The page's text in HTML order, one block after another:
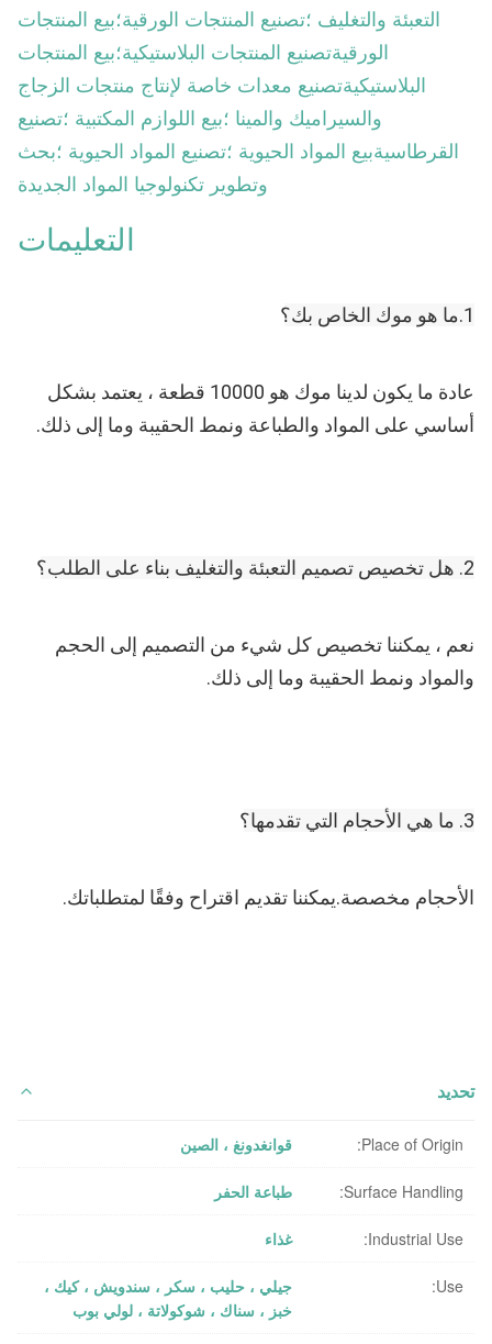
التعبئة والتغليف ؛تصنيع المنتجات الورقية؛بيع المنتجات
الورقيةتصنيع المنتجات البلاستيكية؛بيع المنتجات
البلاستيكيةتصنيع معدات خاصة لإنتاج منتجات الزجاج
والسيراميك والمينا ؛بيع اللوازم المكتبية ؛تصنيع
القرطاسيةبيع المواد الحيوية ؛تصنيع المواد الحيوية ؛بحث
وتطوير تكنولوجيا المواد الجديدة
التعليمات
1.ما هو موك الخاص بك؟
أساسي على المواد والطباعة ونمط الحقيبة وما إلى ذلك.
2. هل تخصيص تصميم التعبئة والتغليف بناء على الطلب؟
والمواد ونمط الحقيبة وما إلى ذلك.
3. ما هي الأحجام التي تقدمها؟
الأحجام مخصصة.يمكننا تقديم اقتراح وفقًا لمتطلباتك.
تحديد
Place of Origin: قوانغدونغ ، الصين
Surface Handling: طباعة الحفر
Industrial Use: غذاء
Use:
جيلي ، حليب ، سكر ، سندويش ، كيك ،
خبز ، سناك ، شوكولاتة ، لولي بوب